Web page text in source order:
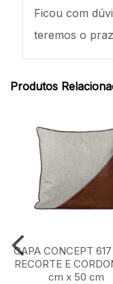
Ficou com
teremos o
Produtos
CAPA CONCEPT
RECORTE E
cm x 50 cm